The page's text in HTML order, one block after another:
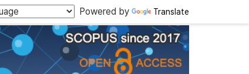
Powered by Translate